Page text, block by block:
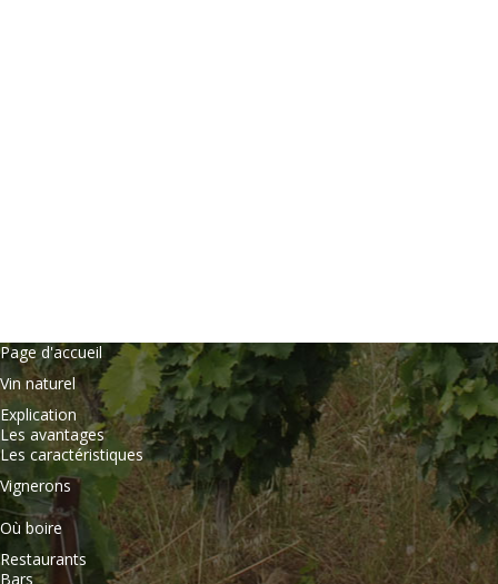
Page d'accueil
Vin naturel
Explication
Les avantages
Les caractéristiques
Vignerons
Où boire
Restaurants
Bars